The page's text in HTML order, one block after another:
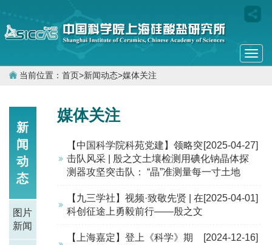
当前位置： 首页>新闻动态>媒体关注
新
闻
动
态
图片
新闻
媒体关注
[2025-04-27]
【中国科学院科苑党建】领略突
击队风采 | 殷之文土壤检测用碘化钠晶体探
测器攻坚突击队： “晶”准测量每一寸土地
[2025-04-01]
【九三学社】视频·致敬先贤 | 在
科创征途上勇毅前行——殷之文
[2024-12-16]
【上海嘉定】登上《科学》期